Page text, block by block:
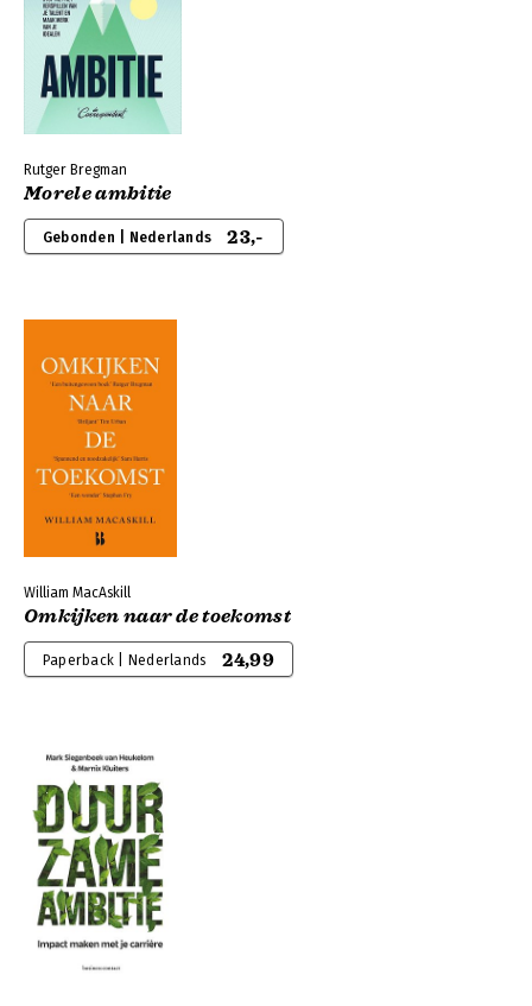
Rutger Bregman
Morele ambitie
Gebonden | Nederlands 23,-
William MacAskill
Omkijken naar de toekomst
Paperback | Nederlands 24,99